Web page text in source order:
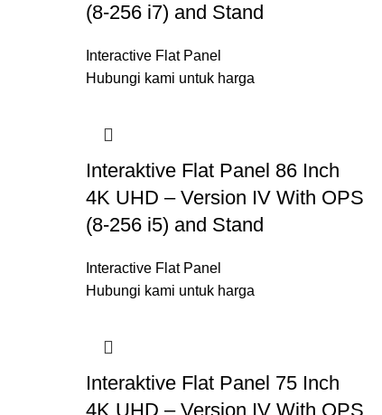
(8-256 i7) and Stand
Interactive Flat Panel
Hubungi kami untuk harga
Interaktive Flat Panel 86 Inch
4K UHD – Version IV With OPS
(8-256 i5) and Stand
Interactive Flat Panel
Hubungi kami untuk harga
Interaktive Flat Panel 75 Inch
4K UHD – Version IV With OPS